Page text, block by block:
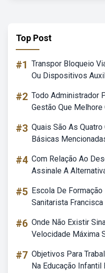
Top Post
#1 Transpor Bloqueio
Ou Dispositivos
#2 Todo Administrador
Gestão Que
#3 Quais São As
Básicas
#4 Com Relação Ao
Assinale A
#5 Escola De
Sanitarista Francisca
#6 Onde Não Existir
Velocidade Máxima
#7 Objetivos Para
Na Educação Infantil